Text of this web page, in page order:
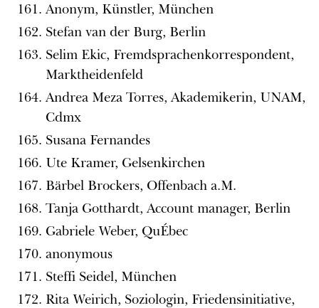
Anonym, Künstler, München
Stefan van der Burg, Berlin
Selim Ekic, Fremdsprachenkorrespondent,
Marktheidenfeld
Andrea Meza Torres, Akademikerin, UNAM,
Cdmx
Susana Fernandes
Ute Kramer, Gelsenkirchen
Bärbel Brockers, Offenbach a.M.
Tanja Gotthardt, Account manager, Berlin
Gabriele Weber, QuÉbec
anonymous
Steffi Seidel, München
Rita Weirich, Soziologin, Friedensinitiative,